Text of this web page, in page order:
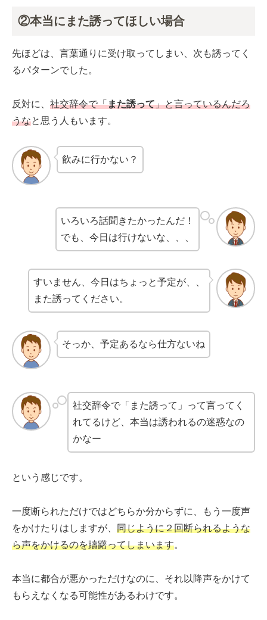
②本当にまた誘ってほしい場合
先ほどは、言葉通りに受け取ってしまい、次も誘ってく
るパターンでした。
反対に、 社交辞令で「また誘って」と言っているんだろ
うなと思う人もいます。
飲みに行かない？
いろいろ話聞きたかったんだ！
でも、今日は行けないな、、、
すいません、今日はちょっと予定が、、
また誘ってください。
そっか、予定あるなら仕方ないね
社交辞令で「また誘って」って言ってく
れてるけど、本当は誘われるの迷惑なの
かなー
という感じです。
一度断られただけではどちらか分からずに、もう一度声
をかけたりはしますが、 同じように２回断られるような
ら声をかけるのを躊躇ってしまいます。
本当に都合が悪かっただけなのに、それ以降声をかけて
もらえなくなる可能性があるわけです。